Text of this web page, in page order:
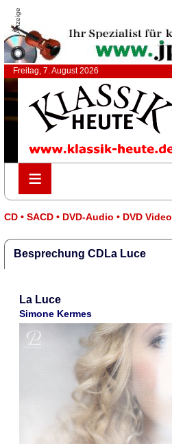
Anzeige
Freitag, 7. August 2026
≡
≡
CD • SACD • DVD-Audio • DVD Video
Besprechung CDLa Luce
La Luce
Simone Kermes